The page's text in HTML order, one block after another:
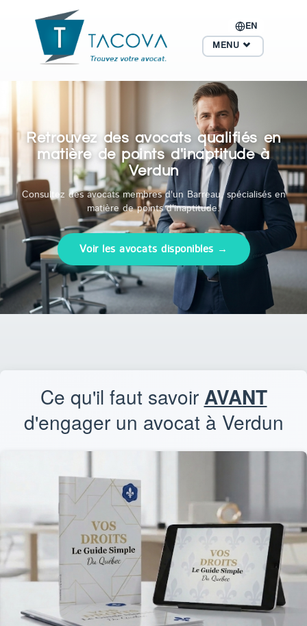
EN
MENU
Retrouvez des avocats qualifiés en
matière de points d'inaptitude à
Verdun
Consultez des avocats membres d'un Barreau, spécialisés en
matière de points d'inaptitude.
Voir les avocats disponibles →
Ce qu'il faut savoir AVANT
d'engager un avocat à Verdun